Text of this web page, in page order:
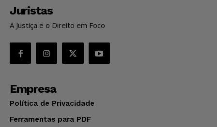
Juristas
A Justiça e o Direito em Foco
Empresa
Política de Privacidade
Ferramentas para PDF